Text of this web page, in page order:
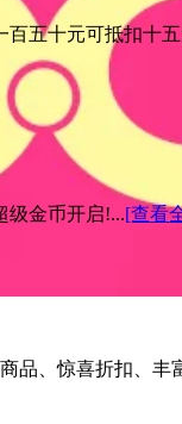
五十元可抵扣十
级金币开启!...[查看
品、惊喜折扣、丰